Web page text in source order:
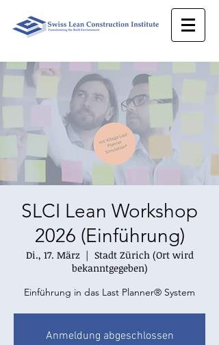
SLCI Lean Workshop
2026 (Einführung)
Di., 17. März
  |
Stadt Zürich (Ort wird
bekanntgegeben)
Einführung in das Last Planner® System
Anmeldung abgeschlossen